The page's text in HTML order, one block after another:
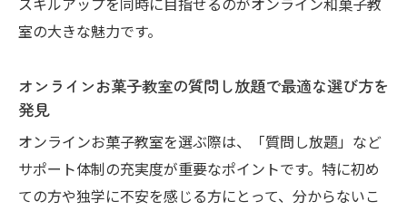
スキルアップを同時に目指せるのがオンライン和菓子教
室の大きな魅力です。
オンラインお菓子教室の質問し放題で最適な選び方を
発見
オンラインお菓子教室を選ぶ際は、「質問し放題」など
サポート体制の充実度が重要なポイントです。特に初め
ての方や独学に不安を感じる方にとって、分からないこ